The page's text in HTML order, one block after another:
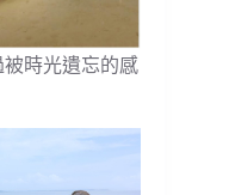
時光遺忘的感